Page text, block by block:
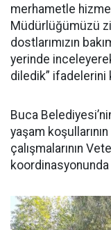
merhametle
Müdürlüğümüzü
dostlarımızın
yerinde
diledik” ifadelerini
Buca
yaşam
çalışmalarının